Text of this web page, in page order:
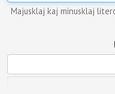
Majusklaj kaj minusklaj